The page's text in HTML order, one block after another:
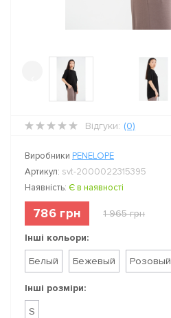
Відгуки: (0)
Виробники PENELOPE
Артикул: svt-2000022315395
Наявність: Є в наявності
786 грн 1 965 грн
Інші кольори:
Белый
Бежевый Розовый
Інші розміри:
S